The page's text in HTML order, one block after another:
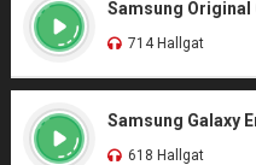
Samsung Original
714 Hallgat
Samsung Galaxy
618 Hallgat